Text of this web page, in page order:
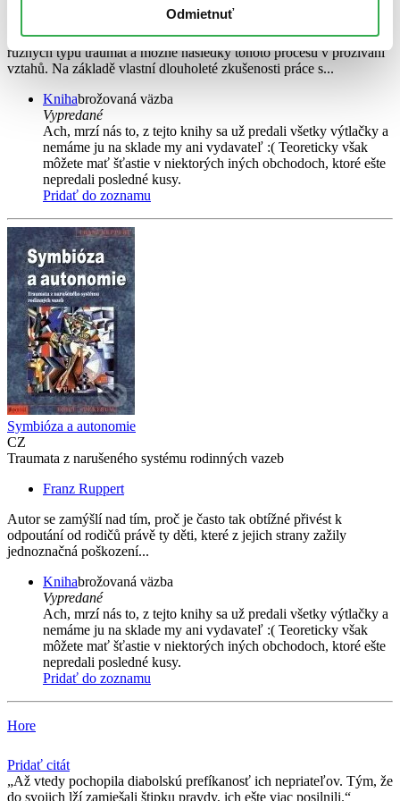
Odmietnuť
Autor popisuje a na řadě kazuistik dokumentuje vznik, průběh a
následky psychického traumatu. Popisuje různé typy štěpení já u
různých typů traumat a možné následky tohoto procesu v prožívání
vztahů. Na základě vlastní dlouholeté zkušenosti práce s...
Knihabrožovaná väzba
Vypredané
Ach, mrzí nás to, z tejto knihy sa už predali všetky výtlačky a
nemáme ju na sklade my ani vydavateľ :( Teoreticky však
môžete mať šťastie v niektorých iných obchodoch, ktoré ešte
nepredali posledné kusy.
Pridať do zoznamu
Symbióza a autonomie
CZ
Traumata z narušeného systému rodinných vazeb
Franz Ruppert
Autor se zamýšlí nad tím, proč je často tak obtížné přivést k
odpoutání od rodičů právě ty děti, které z jejich strany zažily
jednoznačná poškození...
Knihabrožovaná väzba
Vypredané
Ach, mrzí nás to, z tejto knihy sa už predali všetky výtlačky a
nemáme ju na sklade my ani vydavateľ :( Teoreticky však
môžete mať šťastie v niektorých iných obchodoch, ktoré ešte
nepredali posledné kusy.
Pridať do zoznamu
Hore
Pridať citát
Až vtedy pochopila diabolskú prefíkanosť ich nepriateľov. Tým, že
do svojich lží zamiešali štipku pravdy, ich ešte viac posilnili.